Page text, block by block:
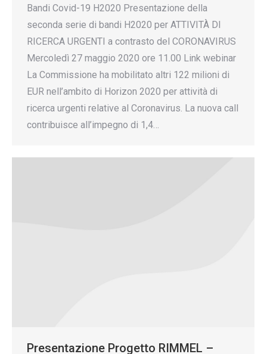
Bandi Covid-19 H2020 Presentazione della
seconda serie di bandi H2020 per ATTIVITÀ DI
RICERCA URGENTI a contrasto del CORONAVIRUS
Mercoledì 27 maggio 2020 ore 11.00 Link webinar
La Commissione ha mobilitato altri 122 milioni di
EUR nell’ambito di Horizon 2020 per attività di
ricerca urgenti relative al Coronavirus. La nuova call
contribuisce all’impegno di 1,4…
Presentazione Progetto RIMMEL –